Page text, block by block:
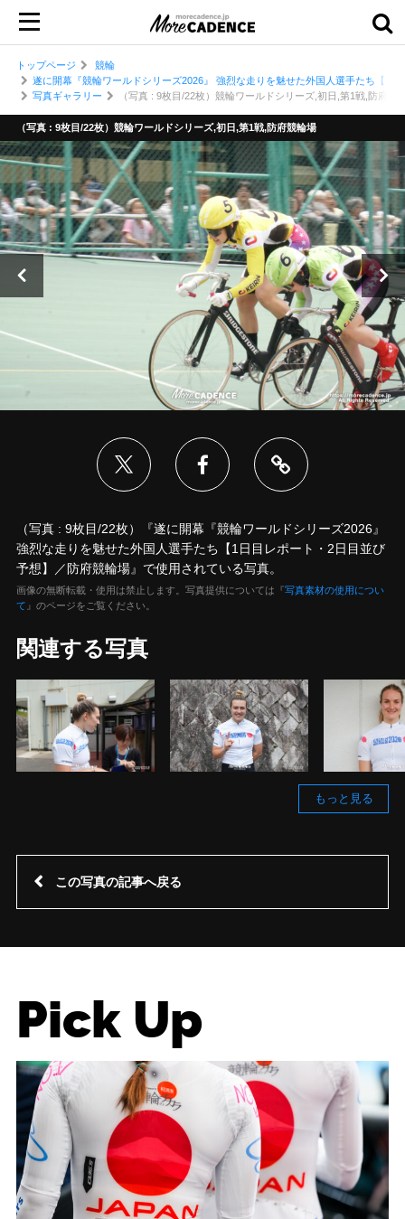
トップページ
競輪
遂に開幕『競輪ワールドシリーズ2026』 強烈な走りを魅せた外国人選手たち【1
写真ギャラリー
（写真 : 9枚目/22枚）競輪ワールドシリーズ,初日,第1戦,防府競
（写真 : 9枚目/22枚）競輪ワールドシリーズ,初日,第1戦,防府競輪場
（写真 : 9枚目/22枚）『遂に開幕『競輪ワールドシリーズ2026』
強烈な走りを魅せた外国人選手たち【1日目レポート・2日目並び
予想】／防府競輪場』で使用されている写真。
画像の無断転載・使用は禁止します。写真提供については『写真素材の使用につい
て 』のページをご覧ください。
関連する写真
もっと見る
この写真の記事へ戻る
Pick Up